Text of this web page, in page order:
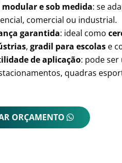
e sob medida: se
comercial ou industrial.
garantida: ideal como
, gradil para escolase
de aplicação: pode ser
quadras
ORÇAMENTO